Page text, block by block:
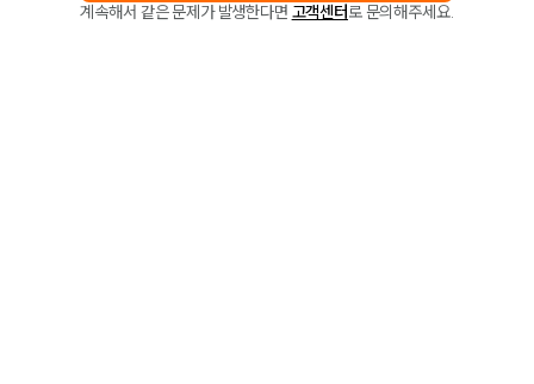
계속해서 같은 문제가 발생한다면 고객센터로 문의해주세요.